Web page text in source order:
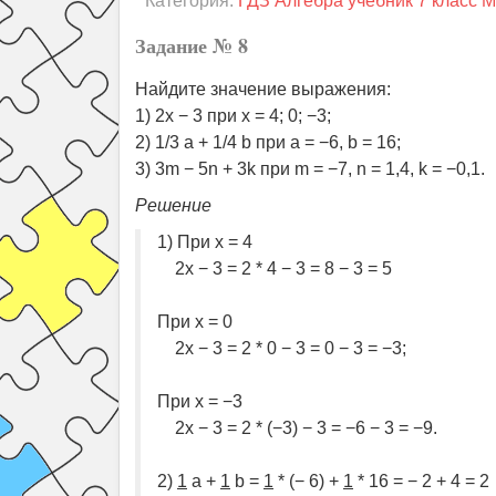
Задание № 8
Найдите значение выражения:
1) 2x − 3 при x = 4; 0; −3;
2) 1/3 a + 1/4 b при a = −6, b = 16;
3) 3m − 5n + 3k при m = −7, n = 1,4, k = −0,1.
Решение
1) При x = 4
2x − 3 = 2 * 4 − 3 = 8 − 3 = 5
При x = 0
2x − 3 = 2 * 0 − 3 = 0 − 3 = −3;
При x = −3
2x − 3 = 2 * (−3) − 3 = −6 − 3 = −9.
2) 1 a + 1 b = 1 * (− 6) + 1 * 16 = − 2 + 4 = 2